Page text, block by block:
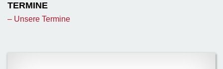
TERMINE
– Unsere Termine